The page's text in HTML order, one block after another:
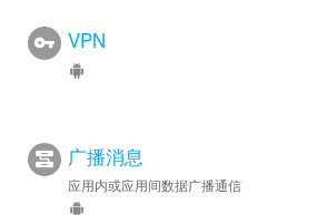
VPN
广播消息
应用内或应用间数据广播通信